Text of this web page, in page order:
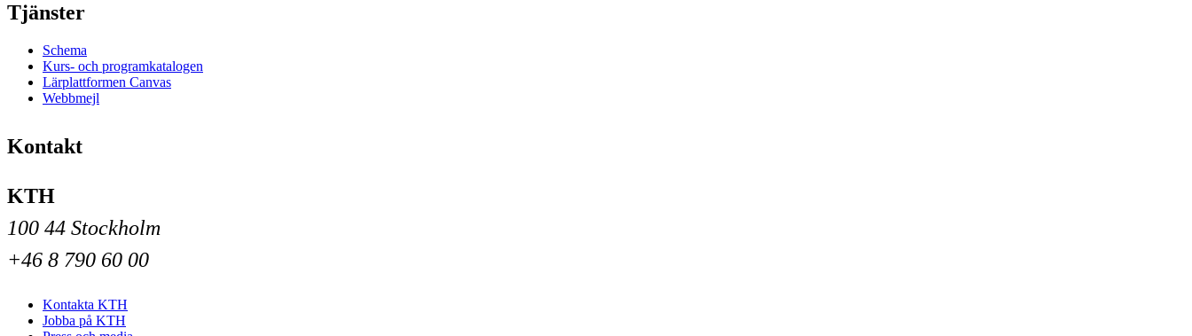
Tjänster
Schema
Kurs- och programkatalogen
Lärplattformen Canvas
Webbmejl
Kontakt
KTH
100 44 Stockholm
+46 8 790 60 00
Kontakta KTH
Jobba på KTH